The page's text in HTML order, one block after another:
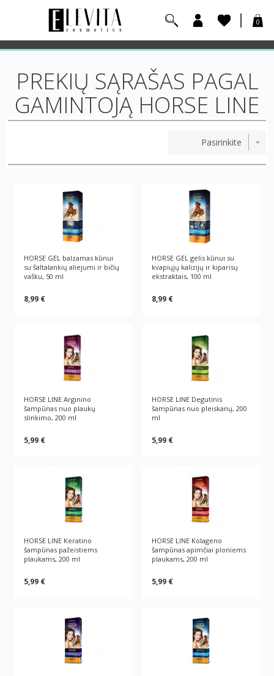
0
PREKIŲ SĄRAŠAS PAGAL
GAMINTOJĄ HORSE LINE
HORSE GEL balzamas kūnui
su šaltalankių aliejumi ir bičių
vašku, 50 ml
8,99 €
HORSE GEL gelis kūnui su
kvapiųjų kalizijų ir kiparisų
ekstraktais, 100 ml
8,99 €
HORSE LINE Arginino
šampūnas nuo plaukų
slinkimo, 200 ml
5,99 €
HORSE LINE Degutinis
šampūnas nuo pleiskanų, 200
ml
5,99 €
HORSE LINE Keratino
šampūnas pažeistiems
plaukams, 200 ml
5,99 €
HORSE LINE Kolageno
šampūnas apimčiai ploniems
plaukams, 200 ml
5,99 €